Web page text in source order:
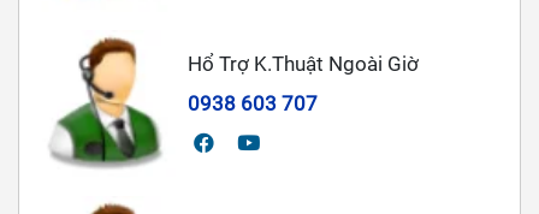
Hổ Trợ K.Thuật Ngoài Giờ
0938 603 707